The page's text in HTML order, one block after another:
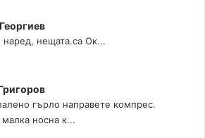
наред, нещата.са Ок...
гърло направете компрес.
носна к...